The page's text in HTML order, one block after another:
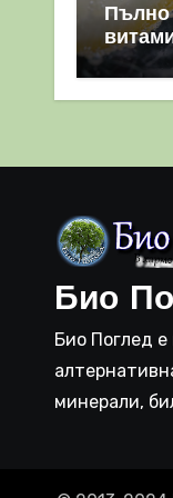
Пълно
важен
Био
Био Поглед
минерали,